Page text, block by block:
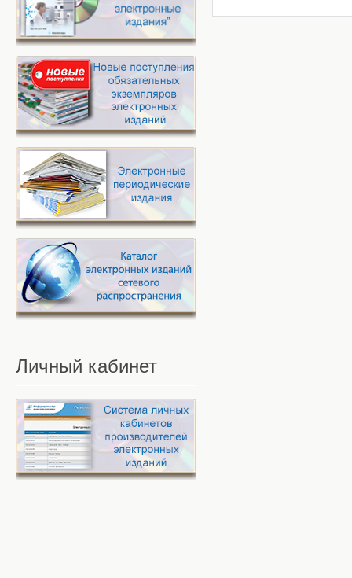
Личный кабинет